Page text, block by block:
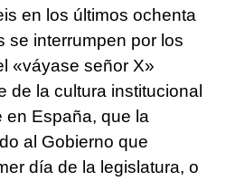
en los últimos ochenta
se interrumpen por los
«váyase señor X»
de la cultura institucional
en España, que la
al Gobierno que
día de la legislatura, o